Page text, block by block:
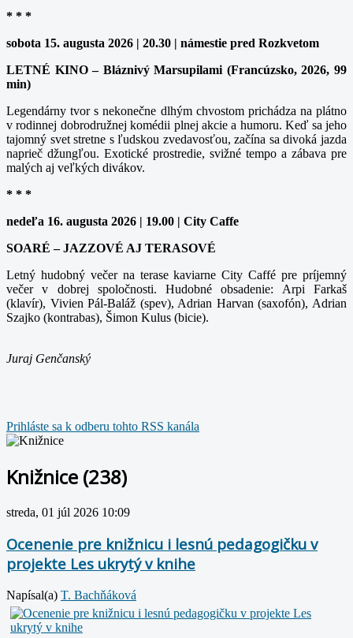
* * *
sobota 15. augusta 2026 | 20.30 | námestie pred Rozkvetom
LETNÉ KINO – Bláznivý Marsupilami (Francúzsko, 2026, 99
min)
Legendárny tvor s nekonečne dlhým chvostom prichádza na plátno
v rodinnej dobrodružnej komédii plnej akcie a humoru. Keď sa jeho
tajomný svet stretne s ľudskou zvedavosťou, začína sa divoká jazda
naprieč džungľou. Exotické prostredie, svižné tempo a zábava pre
malých aj veľkých divákov.
* * *
nedeľa 16. augusta 2026 | 19.00 | City Caffe
SOARÉ – JAZZOVÉ AJ TERASOVÉ
Letný hudobný večer na terase kaviarne City Caffé pre príjemný
večer v dobrej spoločnosti. Hudobné obsadenie: Arpi Farkaš
(klavír), Vivien Pál-Baláž (spev), Adrian Harvan (saxofón), Adrian
Szajko (kontrabas), Šimon Kulus (bicie).
Juraj Genčanský
Prihláste sa k odberu tohto RSS kanála
Knižnice (238)
streda, 01 júl 2026 10:09
Ocenenie pre knižnicu i lesnú pedagogičku v
projekte Les ukrytý v knihe
Napísal(a) T. Bachňáková